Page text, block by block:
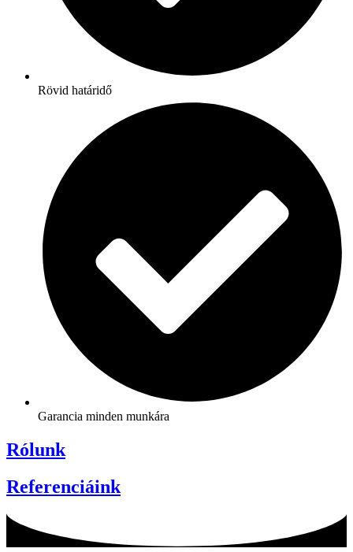
Rövid határidő
Garancia minden munkára
Rólunk
Referenciáink